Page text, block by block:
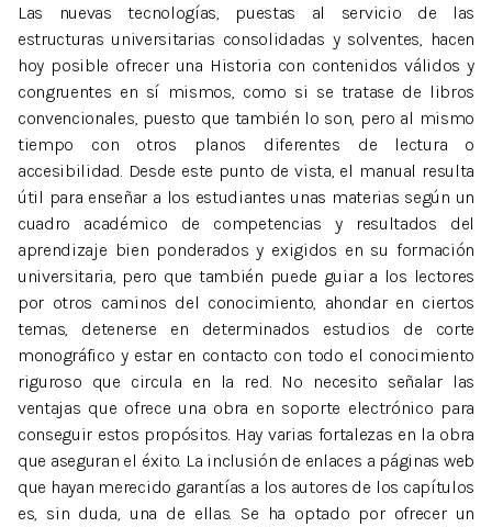
Las nuevas tecnologías, puestas al servicio de las
estructuras universitarias consolidadas y solventes, hacen
hoy posible ofrecer una Historia con contenidos válidos y
congruentes en sí mismos, como si se tratase de libros
convencionales, puesto que también lo son, pero al mismo
tiempo con otros planos diferentes de lectura o
accesibilidad. Desde este punto de vista, el manual resulta
útil para enseñar a los estudiantes unas materias según un
cuadro académico de competencias y resultados del
aprendizaje bien ponderados y exigidos en su formación
universitaria, pero que también puede guiar a los lectores
por otros caminos del conocimiento, ahondar en ciertos
temas, detenerse en determinados estudios de corte
monográfico y estar en contacto con todo el conocimiento
riguroso que circula en la red. No necesito señalar las
ventajas que ofrece una obra en soporte electrónico para
conseguir estos propósitos. Hay varias fortalezas en la obra
que aseguran el éxito. La inclusión de enlaces a páginas web
que hayan merecido garantías a los autores de los capítulos
es, sin duda, una de ellas. Se ha optado por ofrecer un